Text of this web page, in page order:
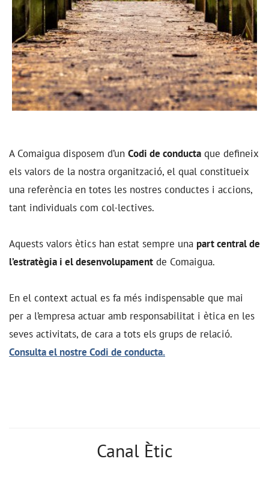
A Comaigua disposem d’un Codi de conducta que defineix
els valors de la nostra organització, el qual constitueix
una referència en totes les nostres conductes i accions,
tant individuals com col·lectives.
Aquests valors ètics han estat sempre una part central de
l’estratègia i el desenvolupament de Comaigua.
En el context actual es fa més indispensable que mai
per a l’empresa actuar amb responsabilitat i ètica en les
seves activitats, de cara a tots els grups de relació.
Consulta el nostre Codi de conducta.
Canal Ètic